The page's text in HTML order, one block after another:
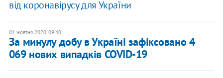
від коронавірусу для України
01 жовтня 2020, 09:40
За минулу добу в Україні зафіксовано 4
069 нових випадків COVID-19